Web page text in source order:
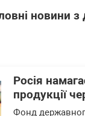
новини
Росія
продукції
Фонд